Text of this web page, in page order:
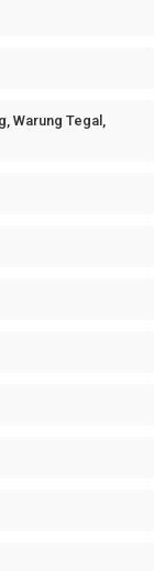
Warung Tegal,